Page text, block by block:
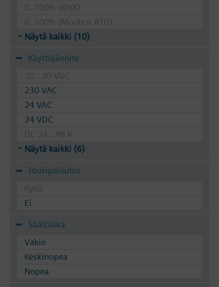
0..100% (KNX)
0..100% (Modbus RTU)
Näytä kaikki (10)
Käyttöjännite
20...30 VDC
230 VAC
24 VAC
24 VDC
DC 24...48 V
Näytä kaikki (6)
Jousipalautus
Kyllä
Ei
Säätöaika
Vakio
Keskinopea
Nopea